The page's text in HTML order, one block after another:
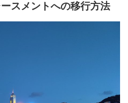
スメントへの移行方法